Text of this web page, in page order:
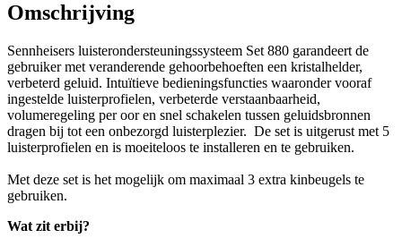
Omschrijving
Sennheisers luisterondersteuningssysteem Set 880 garandeert de
gebruiker met veranderende gehoorbehoeften een kristalhelder,
verbeterd geluid. Intuïtieve bedieningsfuncties waaronder vooraf
ingestelde luisterprofielen, verbeterde verstaanbaarheid,
volumeregeling per oor en snel schakelen tussen geluidsbronnen
dragen bij tot een onbezorgd luisterplezier. De set is uitgerust met 5
luisterprofielen en is moeiteloos te installeren en te gebruiken.
Met deze set is het mogelijk om maximaal 3 extra kinbeugels te
gebruiken.
Wat zit erbij?